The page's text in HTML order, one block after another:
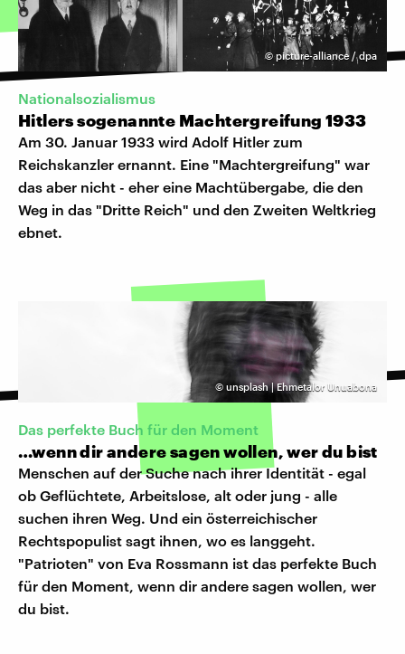
©picture-alliance / dpa
Nationalsozialismus
Hitlers sogenannte Machtergreifung 1933
Am 30. Januar 1933 wird Adolf Hitler zum
Reichskanzler ernannt. Eine "Machtergreifung" war
das aber nicht - eher eine Machtübergabe, die den
Weg in das "Dritte Reich" und den Zweiten Weltkrieg
ebnet.
© unsplash | Ehmetalor Unuabona
Das perfekte Buch für den Moment
…wenn dir andere sagen wollen, wer du bist
Menschen auf der Suche nach ihrer Identität - egal
ob Geflüchtete, Arbeitslose, alt oder jung - alle
suchen ihren Weg. Und ein österreichischer
Rechtspopulist sagt ihnen, wo es langgeht.
"Patrioten" von Eva Rossmann ist das perfekte Buch
für den Moment, wenn dir andere sagen wollen, wer
du bist.